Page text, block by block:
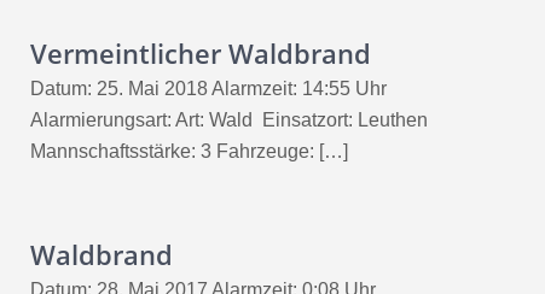
Vermeintlicher Waldbrand
Datum: 25. Mai 2018 Alarmzeit: 14:55 Uhr
Alarmierungsart: Art: Wald Einsatzort: Leuthen
Mannschaftsstärke: 3 Fahrzeuge: […]
Waldbrand
Datum: 28. Mai 2017 Alarmzeit: 0:08 Uhr